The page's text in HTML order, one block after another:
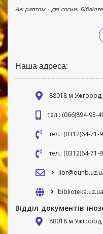
Аж раптом - дві сосни.
Наша адреса:
88018 м
тел.: (066)894-93-
тел.: (0312)64-71-
тел.: (0312)64-71-
biblioteka.uz.ua
Відділ документів
88018 м Ужгород,